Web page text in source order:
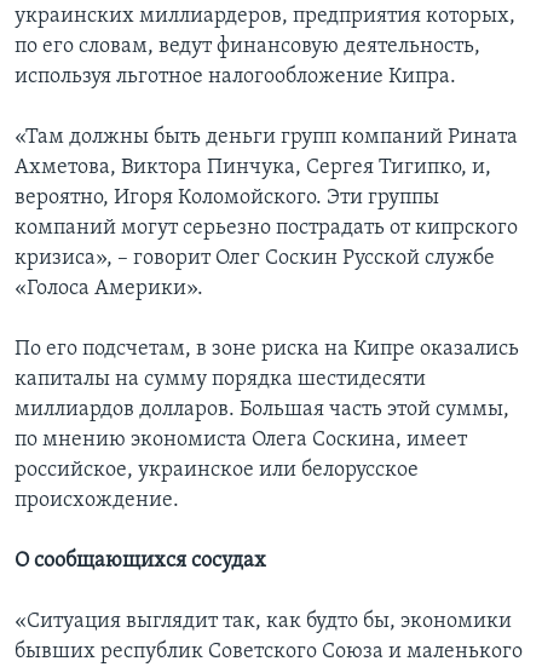
украинских миллиардеров, предприятия которых,
по его словам, ведут финансовую деятельность,
используя льготное налогообложение Кипра.
«Там должны быть деньги групп компаний Рината
Ахметова, Виктора Пинчука, Сергея Тигипко, и,
вероятно, Игоря Коломойского. Эти группы
компаний могут серьезно пострадать от кипрского
кризиса», – говорит Олег Соскин Русской службе
«Голоса Америки».
По его подсчетам, в зоне риска на Кипре оказались
капиталы на сумму порядка шестидесяти
миллиардов долларов. Большая часть этой суммы,
по мнению экономиста Олега Соскина, имеет
российское, украинское или белорусское
происхождение.
О сообщающихся сосудах
«Ситуация выглядит так, как будто бы, экономики
бывших республик Советского Союза и маленького